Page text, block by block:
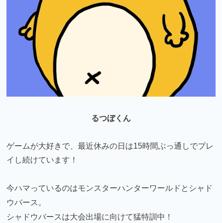
るつぼくん
ゲームが大好きで、最近休みの日は15時間ぶっ通しでプレ
イし続けています！
今ハマっているのはモンスターハンターワールドとシャド
ウバース。
シャドウバースは大会出場に向けて猛特訓中！